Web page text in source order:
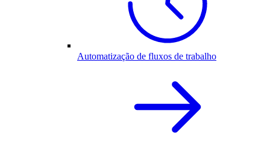
Automatização de fluxos de trabalho